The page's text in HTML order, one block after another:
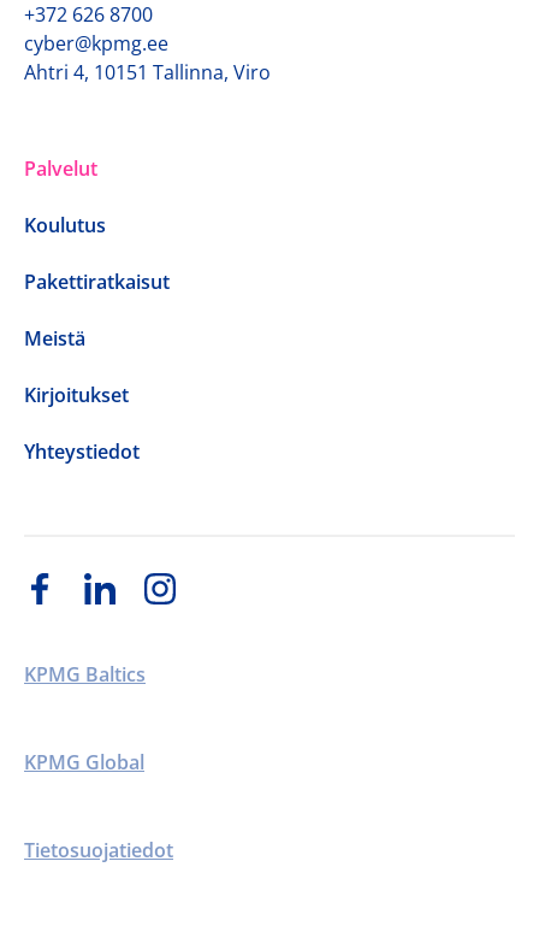
+372 626 8700
cyber@kpmg.ee
Ahtri 4, 10151 Tallinna, Viro
Palvelut
Koulutus
Pakettiratkaisut
Meistä
Kirjoitukset
Yhteystiedot
KPMG Baltics
KPMG Global
Tietosuojatiedot